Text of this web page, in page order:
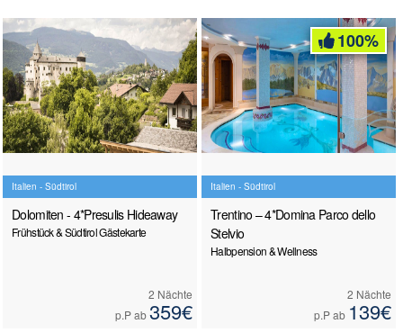
Italien - Südtirol
Dolomiten - 4*Presulis Hideaway
Frühstück & Südtirol Gästekarte
2 Nächte
p.P ab359€
Italien - Südtirol
Trentino – 4*Domina Parco dello
Stelvio
Halbpension & Wellness
2 Nächte
p.P ab 139€
100%